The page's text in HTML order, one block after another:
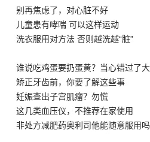
别再焦虑了，对心脏不好
儿童患有哮喘 可以这样运动
洗衣服用对方法 否则越洗越“脏”
谁说吃鸡蛋要扔蛋黄？当心错过了
矫正牙齿前，你要了解这些事
妊娠查出子宫肌瘤？勿慌
这几类血压仪，不推荐在家使用
非处方减肥药奥利司他能随意服用吗